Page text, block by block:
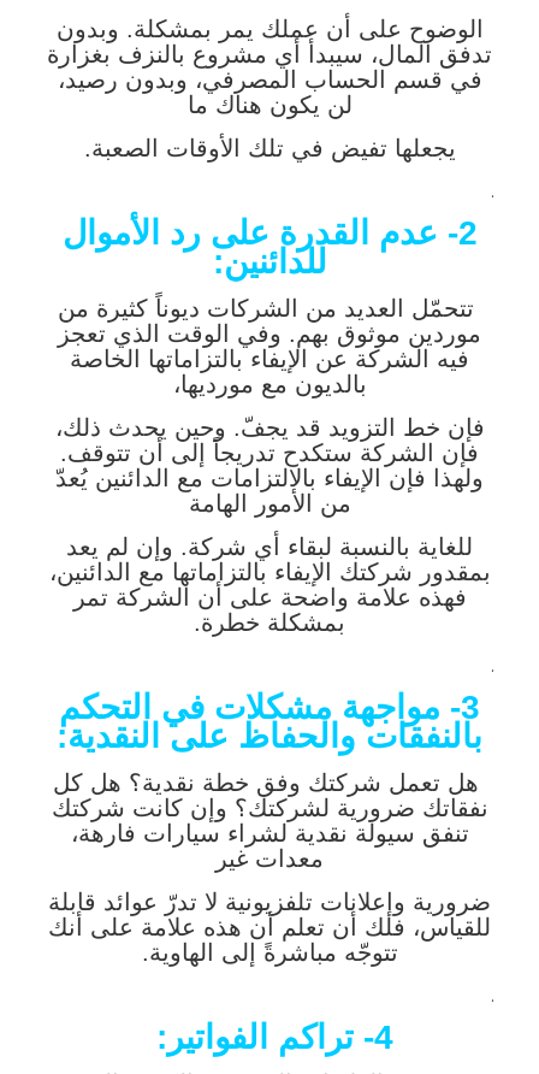
الوضوح على أن عملك يمر بمشكلة. وبدون
تدفق المال، سيبدأ أي مشروع بالنزف بغزارة
في قسم الحساب المصرفي، وبدون رصيد،
لن يكون هناك ما
يجعلها تفيض في تلك الأوقات الصعبة.
.
2- عدم القدرة على رد الأموال
للدائنين:
تتحمّل العديد من الشركات ديوناً كثيرة من
موردين موثوق بهم. وفي الوقت الذي تعجز
فيه الشركة عن الإيفاء بالتزاماتها الخاصة
بالديون مع مورديها،
فإن خط التزويد قد يجفّ. وحين يحدث ذلك،
فإن الشركة ستكدح تدريجاً إلى أن تتوقف.
ولهذا فإن الإيفاء بالالتزامات مع الدائنين يُعدّ
من الأمور الهامة
للغاية بالنسبة لبقاء أي شركة. وإن لم يعد
بمقدور شركتك الإيفاء بالتزاماتها مع الدائنين،
فهذه علامة واضحة على أن الشركة تمر
بمشكلة خطرة.
.
3- مواجهة مشكلات في التحكم
بالنفقات والحفاظ على النقدية:
هل تعمل شركتك وفق خطة نقدية؟ هل كل
نفقاتك ضرورية لشركتك؟ وإن كانت شركتك
تنفق سيولة نقدية لشراء سيارات فارهة،
معدات غير
ضرورية وإعلانات تلفزيونية لا تدرّ عوائد قابلة
للقياس، فلك أن تعلم أن هذه علامة على أنك
تتوجّه مباشرةً إلى الهاوية.
.
4- تراكم الفواتير: